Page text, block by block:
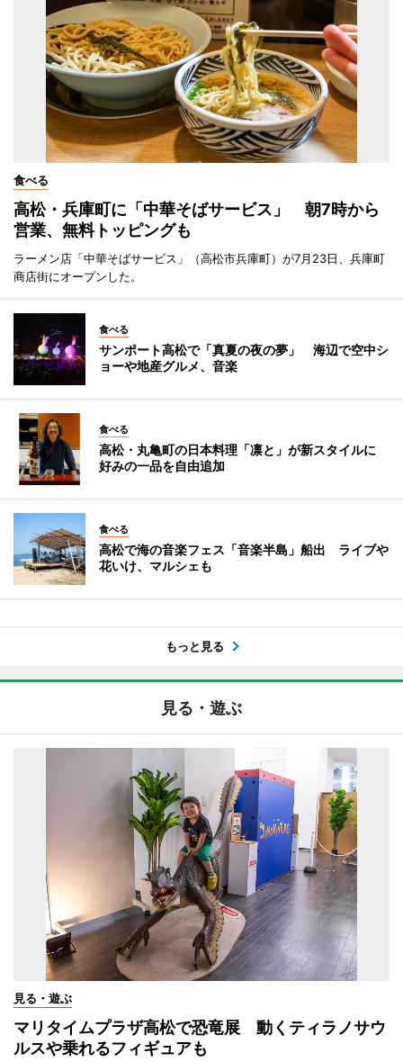
食べる
高松・兵庫町に「中華そばサービス」 朝7時から
営業、無料トッピングも
ラーメン店「中華そばサービス」（高松市兵庫町）が7月23日、兵庫町
商店街にオープンした。
食べる
サンポート高松で「真夏の夜の夢」 海辺で空中シ
ョーや地産グルメ、音楽
食べる
高松・丸亀町の日本料理「凛と」が新スタイルに
好みの一品を自由追加
食べる
高松で海の音楽フェス「音楽半島」船出 ライブや
花いけ、マルシェも
もっと見る
見る・遊ぶ
見る・遊ぶ
マリタイムプラザ高松で恐竜展 動くティラノサウ
ルスや乗れるフィギュアも